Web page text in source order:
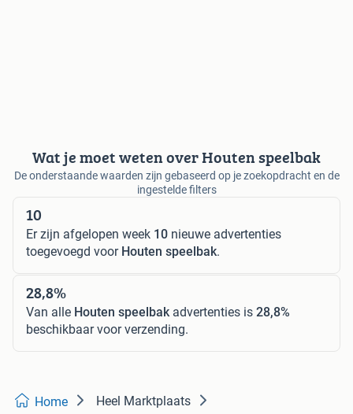
Wat je moet weten over Houten speelbak
De onderstaande waarden zijn gebaseerd op je zoekopdracht en de
ingestelde filters
10
Er zijn afgelopen week 10 nieuwe advertenties
toegevoegd voor Houten speelbak.
28,8%
Van alle Houten speelbakadvertenties is 28,8%
beschikbaar voor verzending.
Home Heel Marktplaats